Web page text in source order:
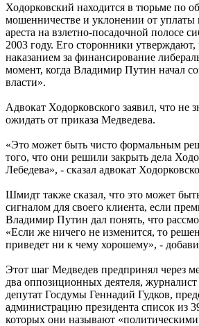
Ходорковский находится в тюрьме по
мошенничестве и уклонении от уплаты
ареста на взлетно-посадочной полосе
2003 году. Его сторонники утверждают,
наказанием за финансирование
момент, когда Владимир Путин начал
власти».
Адвокат Ходорковского заявил, что не
ожидать от приказа Медведева.
«Это может быть чисто формальным
того, что они решили закрыть дела
Лебедева», - сказал адвокат
Шмидт также сказал, что это может
сигналом для своего клиента, если
Владимир Путин дал понять, что
«Если же ничего не изменится, то
приведет ни к чему хорошему», -
Этот шаг Медведев предпринял через
два оппозиционных деятеля,
депутат Госдумы Геннадий Гудков,
администрацию президента список из
которых они называют